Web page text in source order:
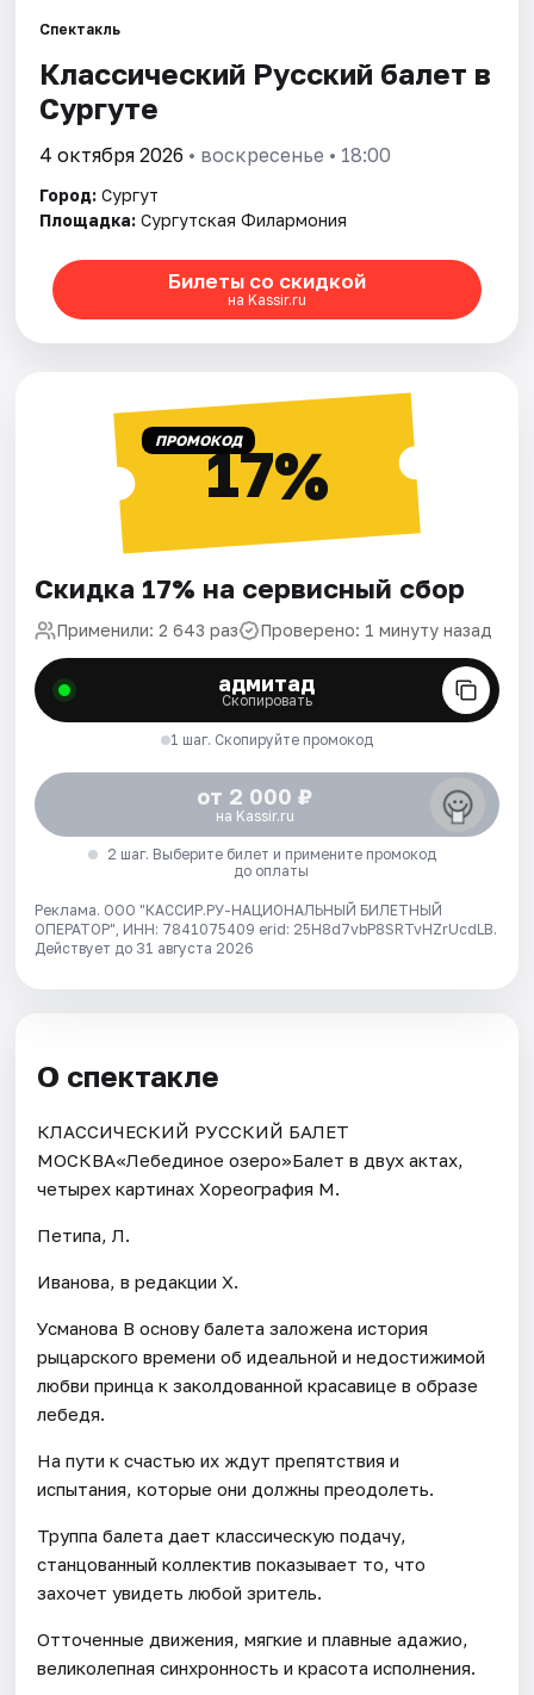
Спектакль
Классический Русский балет в
Сургуте
4 октября 2026 • воскресенье • 18:00
Город: Сургут
Площадка: Сургутская Филармония
Билеты со скидкой
на Kassir.ru
ПРОМОКОД17%
Скидка 17% на сервисный сбор
Применили: 2 643 раз Проверено: 1 минуту назад
адмитад
Скопировать
1 шаг. Скопируйте промокод
от 2 000 ₽
на Kassir.ru
2 шаг. Выберите билет и примените промокод
до оплаты
Реклама. ООО "КАССИР.РУ-НАЦИОНАЛЬНЫЙ БИЛЕТНЫЙ
ОПЕРАТОР", ИНН: 7841075409 erid: 25H8d7vbP8SRTvHZrUcdLB.
Действует до 31 августа 2026
О спектакле
КЛАССИЧЕСКИЙ РУССКИЙ БАЛЕТ
МОСКВА«Лебединое озеро»Балет в двух актах,
четырех картинах Хореография М.
Петипа, Л.
Иванова, в редакции Х.
Усманова В основу балета заложена история
рыцарского времени об идеальной и недостижимой
любви принца к заколдованной красавице в образе
лебедя.
На пути к счастью их ждут препятствия и
испытания, которые они должны преодолеть.
Труппа балета дает классическую подачу,
станцованный коллектив показывает то, что
захочет увидеть любой зритель.
Отточенные движения, мягкие и плавные адажио,
великолепная синхронность и красота исполнения.